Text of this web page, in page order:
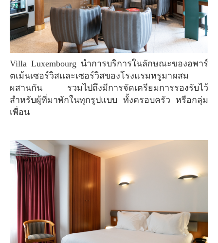
Villa Luxembourg นำการบริการในลักษณะของอพาร์
ตเม้นเซอร์วิสเเละเซอร์วิสของโรงแรมหรูมาผสม
ผสานกัน รวมไปถึงมีการจัดเตรียมการรองรับไว้
สำหรับผู้ที่มาพักในทุกรูปแบบ ทั้งครอบครัว หรือกลุ่ม
เพื่อน